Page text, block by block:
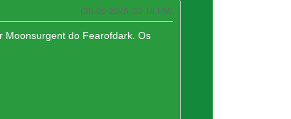
(30-05-2026, 02:18 PM)
Moonsurgent do Fearofdark. Os